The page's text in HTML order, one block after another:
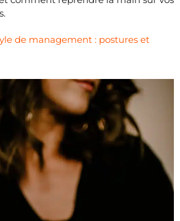
de management : postures et